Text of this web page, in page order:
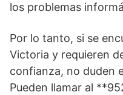
los problemas
Por lo tanto, si se
Victoria y requieren
confianza, no duden
Pueden llamar al